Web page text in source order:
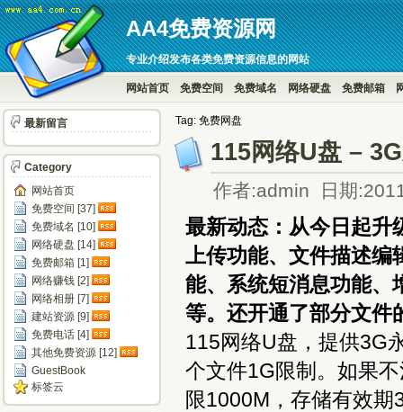
AA4免费资源网
专业介绍发布各类免费资源信息的网站
网站首页 免费空间 免费域名 网络硬盘 免费邮箱
Tag: 免费网盘
115网络U盘 –
作者:admin 日期
最新动态：从今日起升
上传功能、文件描述编
能、系统短消息功能、
等。还开通了部分文件
115网络U盘，提供3G
个文件1G限制。如果
限1000M，存储有效
最新留言
Category
网站首页
免费空间 [37]
免费域名 [10]
网络硬盘 [14]
免费邮箱 [1]
网络赚钱 [2]
网络相册 [7]
建站资源 [9]
免费电话 [4]
其他免费资源 [12]
GuestBook
标签云